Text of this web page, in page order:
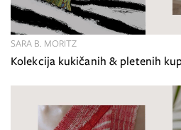
Kolekcija kukičanih & pletenih
SARA B. MORITZ